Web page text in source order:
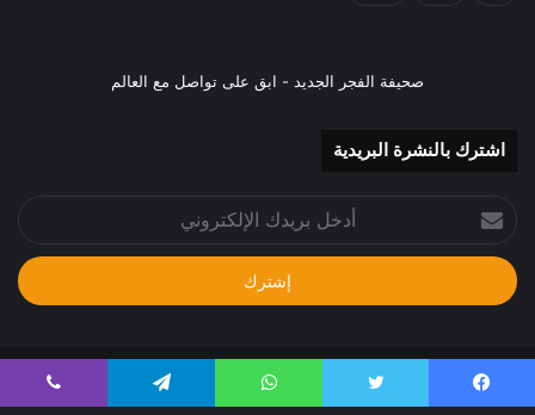
صحيفة الفجر الجديد - ابق على تواصل مع العالم
اشترك بالنشرة البريدية
بريدك
الإلكتروني
جميع الحقوق محفوظة 2024م
فيسبوك تويتر واتساب تيلقرام ڤايبر